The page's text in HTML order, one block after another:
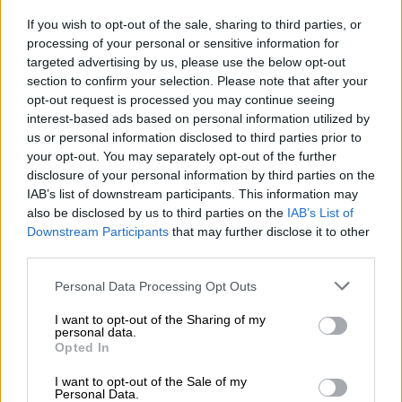
If you wish to opt-out of the sale, sharing to third parties, or
processing of your personal or sensitive information for
targeted advertising by us, please use the below opt-out
section to confirm your selection. Please note that after your
opt-out request is processed you may continue seeing
interest-based ads based on personal information utilized by
us or personal information disclosed to third parties prior to
your opt-out. You may separately opt-out of the further
disclosure of your personal information by third parties on the
IAB’s list of downstream participants. This information may
also be disclosed by us to third parties on the IAB’s List of
Downstream Participants that may further disclose it to other
Please note that this website/app uses one or more Google
not limited to your visit or usage behaviour. You may click to
grant or deny consent to Google and its third-party tags to
use your data for below specified purposes in below Google
consent section.
Personal Data Processing Opt Outs
I want to opt-out of the Sharing of my
personal data.
Opted In
I want to opt-out of the Sale of my
Personal Data.
Δεν έχει σταματήσει να κλαίει», αποκάλυψε
ακόμη ο φίλος. «Είναι συντετριμμένη. Έχει
ένα καλό σύστημα υποστήριξης γύρω της,
αλλά αυτό πήγε από το κακό στο χειρότερο.
Δεν είναι καλά».
Ο Πέιν πέθανε την Τετάρτη 16 Οκτωβρίου.
Έπεσε από το μπαλκόνι του τρίτου ορόφου
του ξενοδοχείου CasaSur Palermo στο
Μπουένος Άιρες, όπου διέμενε. Σύμφωνα με
πληροφορίες, βρισκόταν
παραισθήσεις και ψυχωτικές κρίσεις
. Πηγές
που συμμετέχουν στην έρευνα για τον
θάνατότου δήλωσαν την Παρασκευή στο
πρακτορείο La Nacion ότι δύο 25χρονες